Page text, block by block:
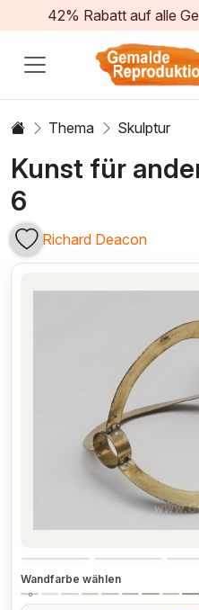
42% Rabatt auf alle
Thema Skulptur
Kunst für
6
Richard Deacon
Wandfarbe wählen